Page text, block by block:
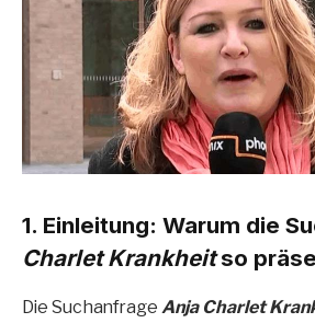
1. Einleitung: Warum die
Charlet Krankheitso
Die Suchanfrage Anja Charlet